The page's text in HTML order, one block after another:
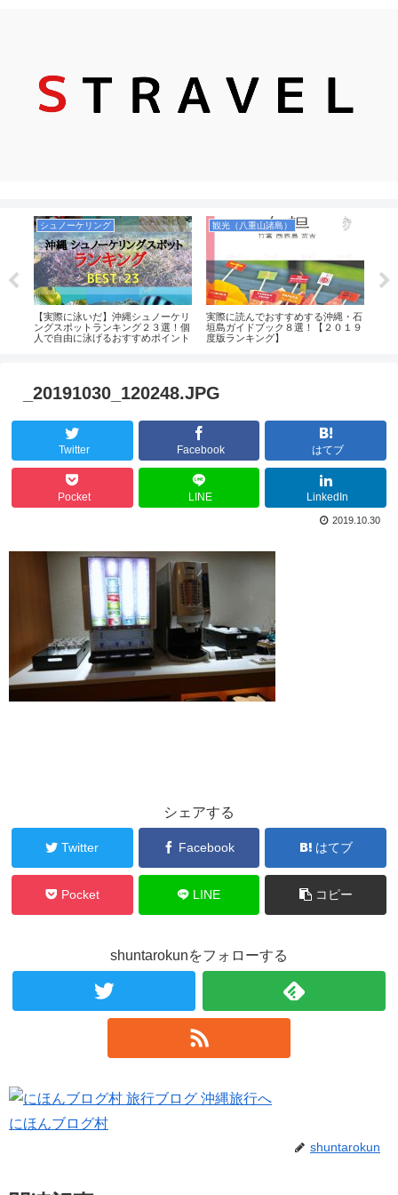
シュノーケリング
【実際に泳いだ】沖縄シュノーケリ
ングスポットランキング２３選！個
人で自由に泳げるおすすめポイント
観光（八重山諸島）
実際に読んでおすすめする沖縄・石
垣島ガイドブック８選！【２０１９
度版ランキング】
_20191030_120248.JPG
Twitter Facebook はてブ
Pocket LINE LinkedIn
2019.10.30
シェアする
Twitter Facebook はてブ
Pocket LINE コピー
shuntarokunをフォローする
にほんブログ村
shuntarokun